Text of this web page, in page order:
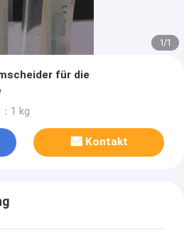
1/1
für die
1 kg
Kontakt